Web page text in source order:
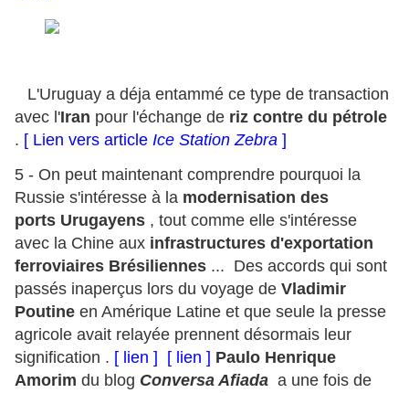
L'Uruguay a déja entammé ce type de transaction
avec l'Iran pour l'échange de riz contre du pétrole
. [ Lien vers article Ice Station Zebra ]
5 - On peut maintenant comprendre pourquoi la
Russie s'intéresse à la modernisation des
ports Urugayens , tout comme elle s'intéresse
avec la Chine aux infrastructures d'exportation
ferroviaires Brésiliennes ... Des accords qui sont
passés inaperçus lors du voyage de Vladimir
Poutine en Amérique Latine et que seule la presse
agricole avait relayée prennent désormais leur
signification . [ lien ] [ lien ] Paulo Henrique
Amorim du blog Conversa Afiada a une fois de